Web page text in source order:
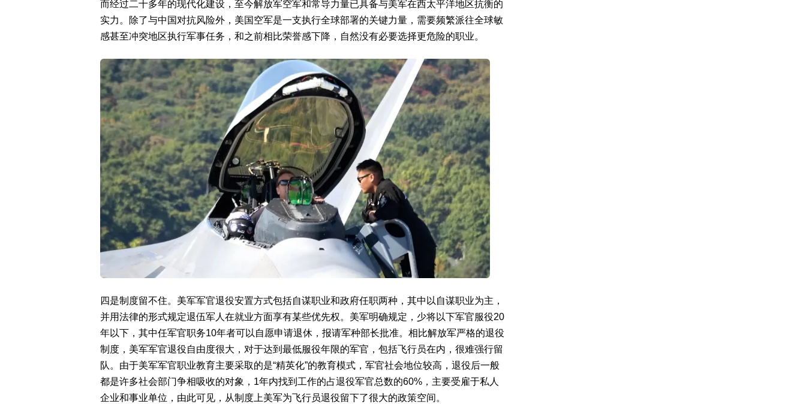
而经过二十多年的现代化建设，至今解放军空军和常导力量已具备与美军在西太平洋地区抗衡的
实力。除了与中国对抗风险外，美国空军是一支执行全球部署的关键力量，需要频繁派往全球敏
感甚至冲突地区执行军事任务，和之前相比荣誉感下降，自然没有必要选择更危险的职业。
四是制度留不住。美军军官退役安置方式包括自谋职业和政府任职两种，其中以自谋职业为主，
并用法律的形式规定退伍军人在就业方面享有某些优先权。美军明确规定，少将以下军官服役20
年以下，其中任军官职务10年者可以自愿申请退休，报请军种部长批准。相比解放军严格的退役
制度，美军军官退役自由度很大，对于达到最低服役年限的军官，包括飞行员在内，很难强行留
队。由于美军军官职业教育主要采取的是“精英化”的教育模式，军官社会地位较高，退役后一般
都是许多社会部门争相吸收的对象，1年内找到工作的占退役军官总数的60%，主要受雇于私人
企业和事业单位，由此可见，从制度上美军为飞行员退役留下了很大的政策空间。